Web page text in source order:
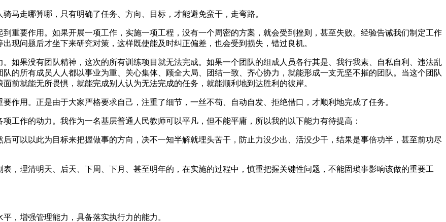
马走哪算哪，只有明确了任务、方向、目标，才能避免蛮干，走弯路。
重要作用。如果开展一项工作，实施一项工程，没有一个周密的方案，就会受到挫则，甚至失败。经验告诫我们制定工作
现问题后才坐下来研究对策，这样既使能及时纠正偏差，也会受到损失，错过良机。
如果没有团队精神，这次的所有训练项目就无法完成。如果一个团队的组成人员各行其是、我行我素、自私自利、违法乱
的所有成员人人都以事业为重、关心集体、顾全大局、团结一致、齐心协力，就能形成一支无坚不摧的团队。当这个团队
前就能无所畏惧，就能完成别人认为无法完成的任务，就能顺利地到达胜利的彼岸。
作用。正是由于大家严格要求自己，注重了细节，一丝不苟、自动自发、拒绝借口，才顺利地完成了任务。
工作的动力。我作为一名基层普通人民教师可以平凡，但不能平庸，所以我的以下能力有待提高：
可以以此为目标来把握做事的方向，决不一知半解就埋头苦干，防止力没少出、活没少干，结果是事倍功半，甚至前功尽
，理清明天、后天、下周、下月、甚至明年的，在实施的过程中，慎重把握关键性问题，不能固琐事影响该做的重要工
，增强管理能力，具备落实执行力的能力。